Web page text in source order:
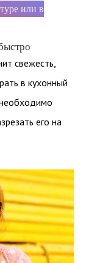
или в
свежесть,
в кухонный
его на